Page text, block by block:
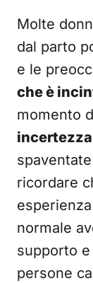
Molte
dal parto
e le
che è
momento
incertezza
ricordare
normale
supporto e
persone